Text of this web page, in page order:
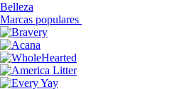
Belleza
Marcas populares